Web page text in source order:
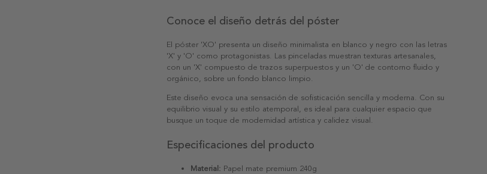
Conoce el diseño detrás del póster
El póster 'XO' presenta un diseño minimalista en blanco y negro con las letras
'X' y 'O' como protagonistas. Las pinceladas muestran texturas artesanales,
con un 'X' compuesto de trazos superpuestos y un 'O' de contorno fluido y
orgánico, sobre un fondo blanco limpio.
Este diseño evoca una sensación de sofisticación sencilla y moderna. Con su
equilibrio visual y su estilo atemporal, es ideal para cualquier espacio que
busque un toque de modernidad artística y calidez visual.
Especificaciones del producto
Material: Papel mate premium 240g